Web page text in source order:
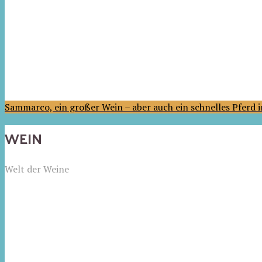
Sammarco, ein großer Wein – aber auch ein schnelles Pferd
WEIN
Welt der Weine